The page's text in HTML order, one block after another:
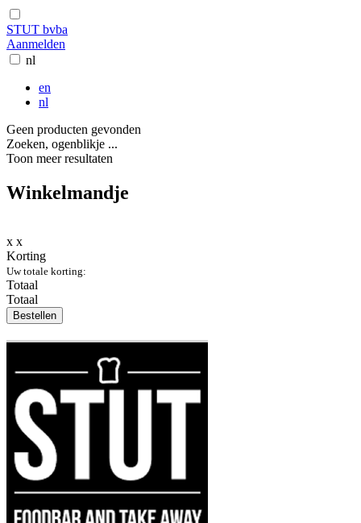
STUT bvba
Aanmelden
nl
en
nl
Geen producten gevonden
Zoeken, ogenblikje ...
Toon meer resultaten
Winkelmandje
x x
Korting
Uw totale korting:
Totaal
Totaal
Bestellen